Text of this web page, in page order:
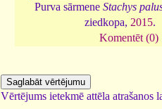
Purva sārmene Stachys
ziedkopa, 2015.
Komentēt (0)
Vērtējums ietekmē attēla atrašanos